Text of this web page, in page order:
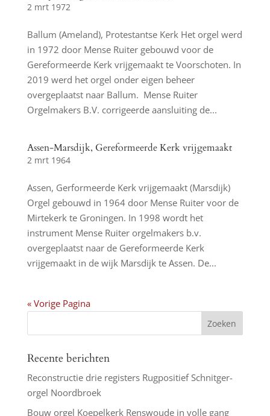
2 mrt 1972
Ballum (Ameland), Protestantse Kerk Het orgel werd
in 1972 door Mense Ruiter gebouwd voor de
Gereformeerde Kerk vrijgemaakt te Voorschoten. In
2019 werd het orgel onder eigen beheer
overgeplaatst naar Ballum. Mense Ruiter
Orgelmakers B.V. corrigeerde aansluiting de...
Assen-Marsdijk, Gereformeerde Kerk vrijgemaakt
2 mrt 1964
Assen, Gerformeerde Kerk vrijgemaakt (Marsdijk)
Orgel gebouwd in 1964 door Mense Ruiter voor de
Mirtekerk te Groningen. In 1998 wordt het
instrument Mense Ruiter orgelmakers b.v.
overgeplaatst naar de Gereformeerde Kerk
vrijgemaakt in de wijk Marsdijk te Assen. De...
« Vorige Pagina
Recente berichten
Reconstructie drie registers Rugpositief Schnitger-
orgel Noordbroek
Bouw orgel Koepelkerk Renswoude in volle gang